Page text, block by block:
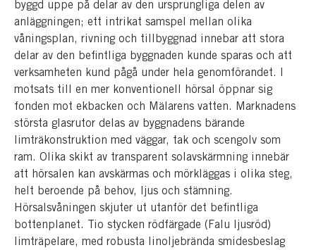
byggd uppe på delar av den ursprungliga delen av
anläggningen; ett intrikat samspel mellan olika
våningsplan, rivning och tillbyggnad innebar att stora
delar av den befintliga byggnaden kunde sparas och att
verksamheten kund pågå under hela genomförandet. I
motsats till en mer konventionell hörsal öppnar sig
fonden mot ekbacken och Mälarens vatten. Marknadens
största glasrutor delas av byggnadens bärande
limträkonstruktion med väggar, tak och scengolv som
ram. Olika skikt av transparent solavskärmning innebär
att hörsalen kan avskärmas och mörkläggas i olika steg,
helt beroende på behov, ljus och stämning.
Hörsalsvåningen skjuter ut utanför det befintliga
bottenplanet. Tio stycken rödfärgade (Falu ljusröd)
limträpelare, med robusta linoljebrända smidesbeslag